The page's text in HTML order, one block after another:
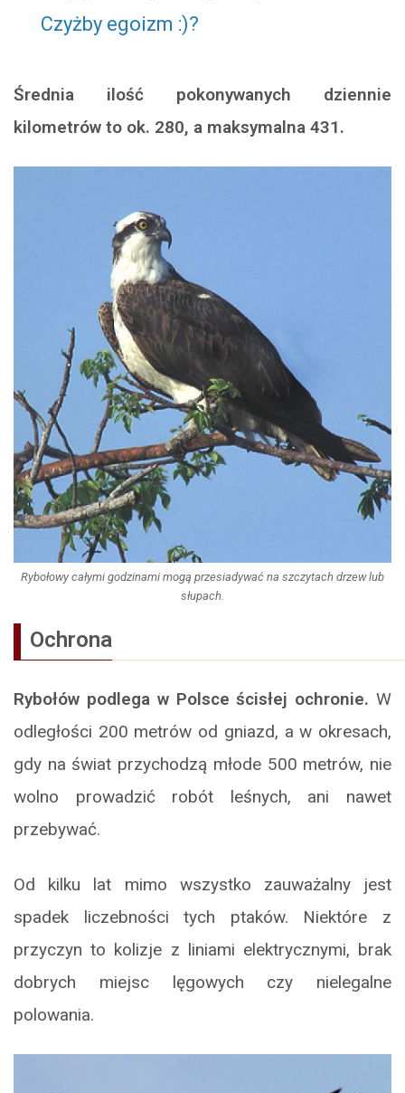
Czyżby egoizm :)?
Średnia ilość pokonywanych dziennie
kilometrów to ok. 280, a maksymalna 431.
Rybołowy całymi godzinami mogą przesiadywać na szczytach drzew lub
słupach.
Ochrona
Rybołów podlega w Polsce ścisłej ochronie. W
odległości 200 metrów od gniazd, a w okresach,
gdy na świat przychodzą młode 500 metrów, nie
wolno prowadzić robót leśnych, ani nawet
przebywać.
Od kilku lat mimo wszystko zauważalny jest
spadek liczebności tych ptaków. Niektóre z
przyczyn to kolizje z liniami elektrycznymi, brak
dobrych miejsc lęgowych czy nielegalne
polowania.